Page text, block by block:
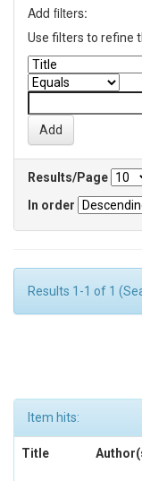
Add filters:
Use filters to refine
Results/Page
In order
Results 1-1 of 1
Item hits:
Title